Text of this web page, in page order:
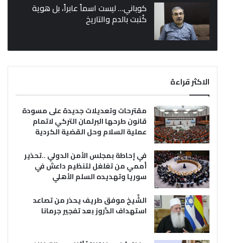
كوباني… ليست اسماً عابراً، بل هوية
كُتبت بالدم والتاريخ
الاكثر قراءة
مقترحات وتعديلات جديدة على مسودة
قانون طرحها البرلمان التركي لاتمام
عملية السلام وحل القضية الكردية
في إحاطة بمجلس الأمن الدولي ..تحذير
أممي من تغلغل لتنظيم داعش في
سوريا وتهديده السلم الأهلي
الشَّيخ موفق طريف يحذر من تصاعد
استهداف الدَّروز بعد تفجير جرمانا